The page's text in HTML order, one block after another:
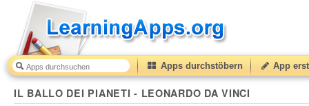
Apps durchstöbern App
IL BALLO DEI PIANETI - LEONARDO DA VINCI
IL BALLO DEI PIANETI - LEONARDO DA VINCI 50